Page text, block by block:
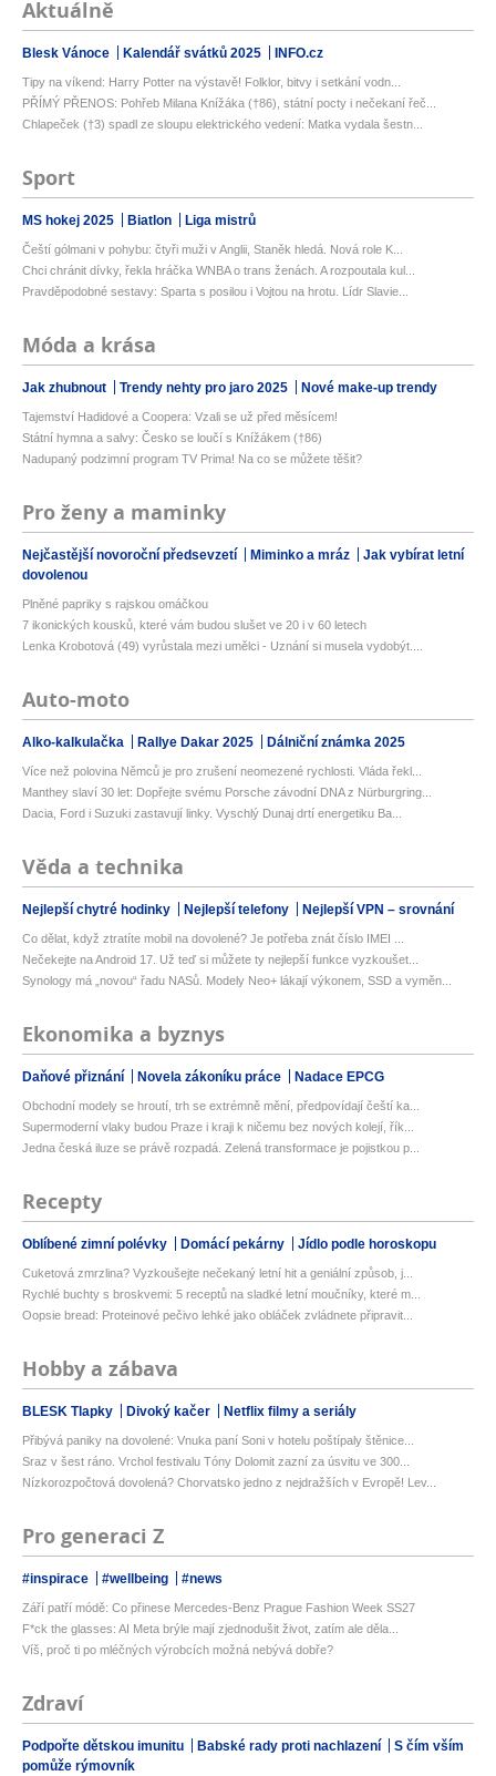
Aktuálně
Blesk Vánoce Kalendář svátků 2025 INFO.cz
Tipy na víkend: Harry Potter na výstavě! Folklor, bitvy i setkání vodn...
PŘÍMÝ PŘENOS: Pohřeb Milana Knížáka (†86), státní pocty i nečekaní řeč...
Chlapeček (†3) spadl ze sloupu elektrického vedení: Matka vydala šestn...
Sport
MS hokej 2025 Biatlon Liga mistrů
Čeští gólmani v pohybu: čtyři muži v Anglii, Staněk hledá. Nová role K...
Chci chránit dívky, řekla hráčka WNBA o trans ženách. A rozpoutala kul...
Pravděpodobné sestavy: Sparta s posilou i Vojtou na hrotu. Lídr Slavie...
Móda a krása
Jak zhubnout Trendy nehty pro jaro 2025 Nové make-up trendy
Tajemství Hadidové a Coopera: Vzali se už před měsícem!
Státní hymna a salvy: Česko se loučí s Knížákem (†86)
Nadupaný podzimní program TV Prima! Na co se můžete těšit?
Pro ženy a maminky
Nejčastější novoroční předsevzetí Miminko a mráz
Jak vybírat letní
dovolenou
Plněné papriky s rajskou omáčkou
7 ikonických kousků, které vám budou slušet ve 20 i v 60 letech
Lenka Krobotová (49) vyrůstala mezi umělci - Uznání si musela vydobýt....
Auto-moto
Alko-kalkulačka Rallye Dakar 2025 Dálniční známka 2025
Více než polovina Němců je pro zrušení neomezené rychlosti. Vláda řekl...
Manthey slaví 30 let: Dopřejte svému Porsche závodní DNA z Nürburgring...
Dacia, Ford i Suzuki zastavují linky. Vyschlý Dunaj drtí energetiku Ba...
Věda a technika
Nejlepší chytré hodinky Nejlepší telefony Nejlepší VPN – srovnání
Co dělat, když ztratíte mobil na dovolené? Je potřeba znát číslo IMEI ...
Nečekejte na Android 17. Už teď si můžete ty nejlepší funkce vyzkoušet...
Synology má „novou“ řadu NASů. Modely Neo+ lákají výkonem, SSD a vyměn...
Ekonomika a byznys
Daňové přiznání Novela zákoníku práce Nadace EPCG
Obchodní modely se hroutí, trh se extrémně mění, předpovídají čeští ka...
Supermoderní vlaky budou Praze i kraji k ničemu bez nových kolejí, řík...
Jedna česká iluze se právě rozpadá. Zelená transformace je pojistkou p...
Recepty
Oblíbené zimní polévky Domácí pekárny Jídlo podle horoskopu
Cuketová zmrzlina? Vyzkoušejte nečekaný letní hit a geniální způsob, j...
Rychlé buchty s broskvemi: 5 receptů na sladké letní moučníky, které m...
Oopsie bread: Proteinové pečivo lehké jako obláček zvládnete připravit...
Hobby a zábava
BLESK Tlapky Divoký kačer Netflix filmy a seriály
Přibývá paniky na dovolené: Vnuka paní Soni v hotelu poštípaly štěnice...
Sraz v šest ráno. Vrchol festivalu Tóny Dolomit zazní za úsvitu ve 300...
Nízkorozpočtová dovolená? Chorvatsko jedno z nejdražších v Evropě! Lev...
Pro generaci Z
#inspirace #wellbeing #news
Září patří módě: Co přinese Mercedes-Benz Prague Fashion Week SS27
F*ck the glasses: AI Meta brýle mají zjednodušit život, zatím ale děla...
Víš, proč ti po mléčných výrobcích možná nebývá dobře?
Zdraví
Podpořte dětskou imunitu Babské rady proti nachlazení
S čím vším
pomůže rýmovník